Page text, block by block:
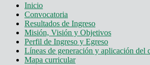
Inicio
Convocatoria
Resultados de Ingreso
Misión, Visión y Objetivos
Perfil de Ingreso y Egreso
Líneas de generación y aplicación
Mapa curricular